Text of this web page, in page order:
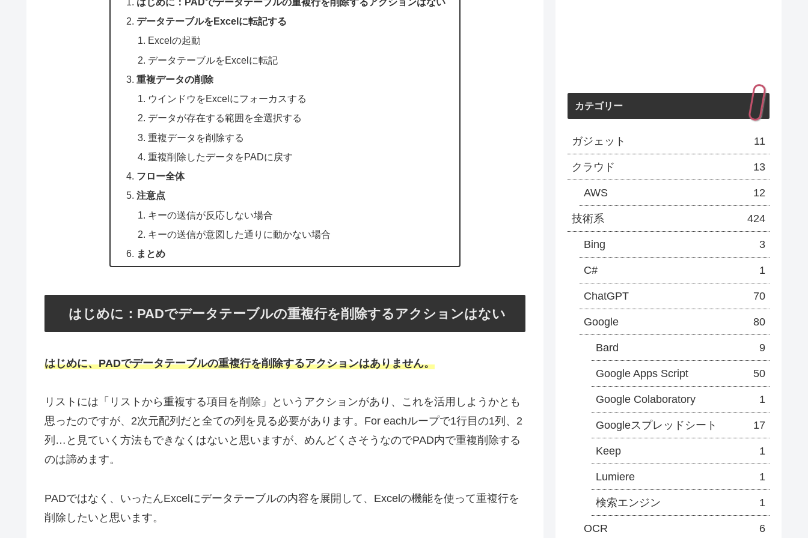
データテーブルをExcelに転記する
Excelの起動
データテーブルをExcelに転記
重複データの削除
ウインドウをExcelにフォーカスする
データが存在する範囲を全選択する
重複データを削除する
重複削除したデータをPADに戻す
フロー全体
注意点
キーの送信が反応しない場合
キーの送信が意図した通りに動かない場合
まとめ
はじめに：PADでデータテーブルの重複行を削除するアクションはない
はじめに、PADでデータテーブルの重複行を削除するアクションはありません。
リストには「リストから重複する項目を削除」というアクションがあり、これを活用しようかとも
思ったのですが、2次元配列だと全ての列を見る必要があります。For eachループで1行目の1列、2
列…と見ていく方法もできなくはないと思いますが、めんどくさそうなのでPAD内で重複削除する
のは諦めます。
PADではなく、いったんExcelにデータテーブルの内容を展開して、Excelの機能を使って重複行を
削除したいと思います。
カテゴリー
ガジェット 11
クラウド 13
AWS 12
技術系 424
Bing 3
C# 1
ChatGPT 70
Google 80
Bard 9
Google Apps Script 50
Google Colaboratory 1
Googleスプレッドシート 17
Keep 1
Lumiere 1
検索エンジン 1
OCR 6